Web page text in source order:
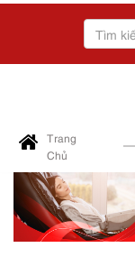
Trang
Chủ